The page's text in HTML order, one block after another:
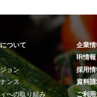
ついて
ョン
ンス
への取り組み
企業
IR情報
採用
資料
ご利